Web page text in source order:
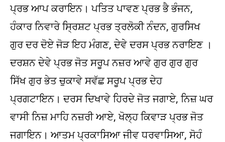
ਪ੍ਰਭ ਆਪ ਕਰਾਇਨ। ਪਤਿਤ ਪਾਵਣ ਪ੍ਰਭ ਭੈ ਭੰਜਨ,
ਹੰਕਾਰ ਨਿਵਾਰੇ ਸ੍ਰਿਸ਼ਟ ਪ੍ਰਭ ਤ੍ਰਲੋਕੀ ਨੰਦਨ, ਗੁਰਸਿਖ
ਗੁਰ ਦਰ ਦੋਏ ਜੋੜ ਇਹ ਮੰਗਣ, ਦੇਵੇ ਦਰਸ ਪ੍ਰਭ ਨਰਾਇਣ ।
ਦਰਸ਼ਨ ਦੇਵੇ ਪ੍ਰਭ ਜੋਤ ਸਰੂਪ ਨਜ਼ਰ ਆਵੇ ਗੁਰ ਗੁਰ ਗੁਰ
ਸਿੱਖ ਗੁਰ ਭੇਤ ਚੁਕਾਵੇ ਸਵੱਛ ਸਰੂਪ ਪ੍ਰਭ ਦੇਹ
ਪ੍ਰਗਟਾਇਨ। ਦਰਸ ਦਿਖਾਵੇ ਹਿਰਦੇ ਜੋਤ ਜਗਾਏ, ਨਿਜ਼ ਘਰ
ਵਾਸੀ ਨਿਜ਼ ਮਾਹਿ ਨਜ਼ਰੀ ਆਏ, ਖੋਲ੍ਹ ਕਿਵਾੜ ਪ੍ਰਭ ਜੋਤ
ਜਗਾਇਨ। ਆਤਮ ਪ੍ਰਕਾਸਿਆ ਜੀਵ ਧਰਵਾਸਿਆ, ਸੋਹੰ